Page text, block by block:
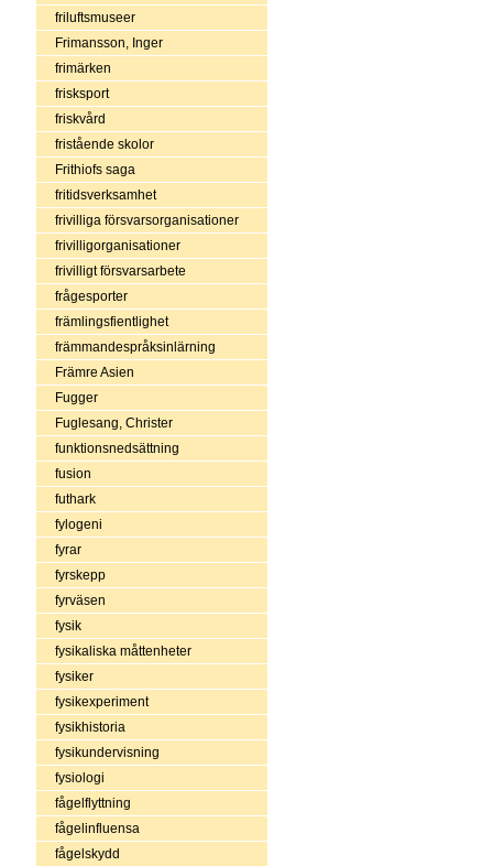
friluftsmuseer
Frimansson, Inger
frimärken
frisksport
friskvård
fristående skolor
Frithiofs saga
fritidsverksamhet
frivilliga försvarsorganisationer
frivilligorganisationer
frivilligt försvarsarbete
frågesporter
främlingsfientlighet
främmandespråksinlärning
Främre Asien
Fugger
Fuglesang, Christer
funktionsnedsättning
fusion
futhark
fylogeni
fyrar
fyrskepp
fyrväsen
fysik
fysikaliska måttenheter
fysiker
fysikexperiment
fysikhistoria
fysikundervisning
fysiologi
fågelflyttning
fågelinfluensa
fågelskydd